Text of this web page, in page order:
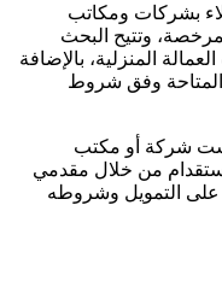
بشركات ومكاتب
وتتيح البحث
المنزلية، بالإضافة
المتاحة وفق شروط
شركة أو مكتب
من خلال مقدمي
على التمويل وشروطه